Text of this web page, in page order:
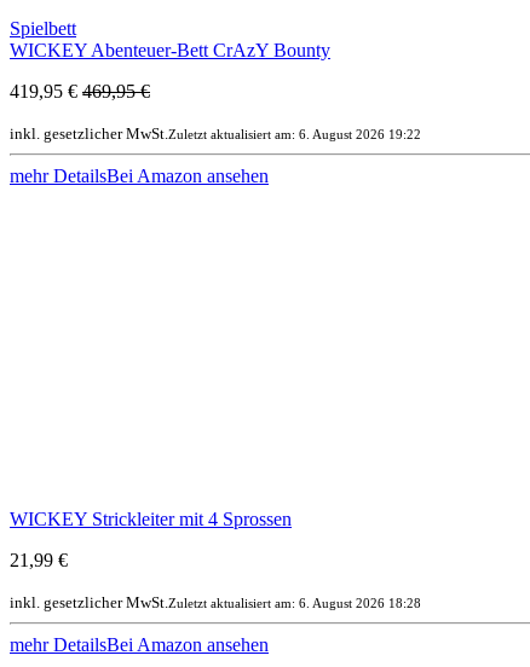
Spielbett
WICKEY Abenteuer-Bett CrAzY Bounty
419,95 € 469,95 €
inkl. gesetzlicher MwSt. Zuletzt aktualisiert am: 6. August 2026 19:22
mehr DetailsBei Amazon ansehen
WICKEY Strickleiter mit 4 Sprossen
21,99 €
inkl. gesetzlicher MwSt. Zuletzt aktualisiert am: 6. August 2026 18:28
mehr DetailsBei Amazon ansehen